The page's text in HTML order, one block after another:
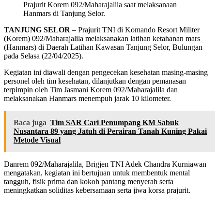
Prajurit Korem 092/Maharajalila saat melaksanaan
Hanmars di Tanjung Selor.
TANJUNG SELOR –Prajurit TNI di Komando Resort Militer
(Korem) 092/Maharajalila melaksanakan latihan ketahanan mars
(Hanmars) di Daerah Latihan Kawasan Tanjung Selor, Bulungan
pada Selasa (22/04/2025).
Kegiatan ini diawali dengan pengecekan kesehatan masing-masing
personel oleh tim kesehatan, dilanjutkan dengan pemanasan
terpimpin oleh Tim Jasmani Korem 092/Maharajalila dan
melaksanakan Hanmars menempuh jarak 10 kilometer.
Baca juga Tim SAR Cari Penumpang KM Sabuk
Nusantara 89 yang Jatuh di Perairan Tanah Kuning Pakai
Metode Visual
Danrem 092/Maharajalila, Brigjen TNI Adek Chandra Kurniawan
mengatakan, kegiatan ini bertujuan untuk membentuk mental
tangguh, fisik prima dan kokoh pantang menyerah serta
meningkatkan soliditas kebersamaan serta jiwa korsa prajurit.